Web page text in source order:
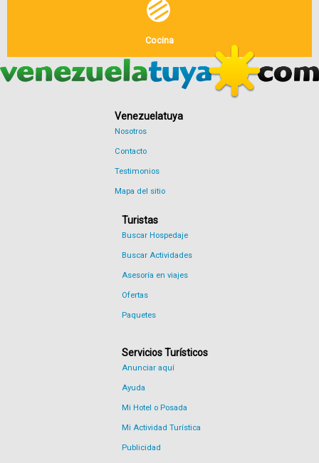
Cocina
Venezuelatuya
Nosotros
Contacto
Testimonios
Mapa del sitio
Turistas
Buscar Hospedaje
Buscar Actividades
Asesoría en viajes
Ofertas
Paquetes
Servicios Turísticos
Anunciar aquí
Ayuda
Mi Hotel o Posada
Mi Actividad Turística
Publicidad